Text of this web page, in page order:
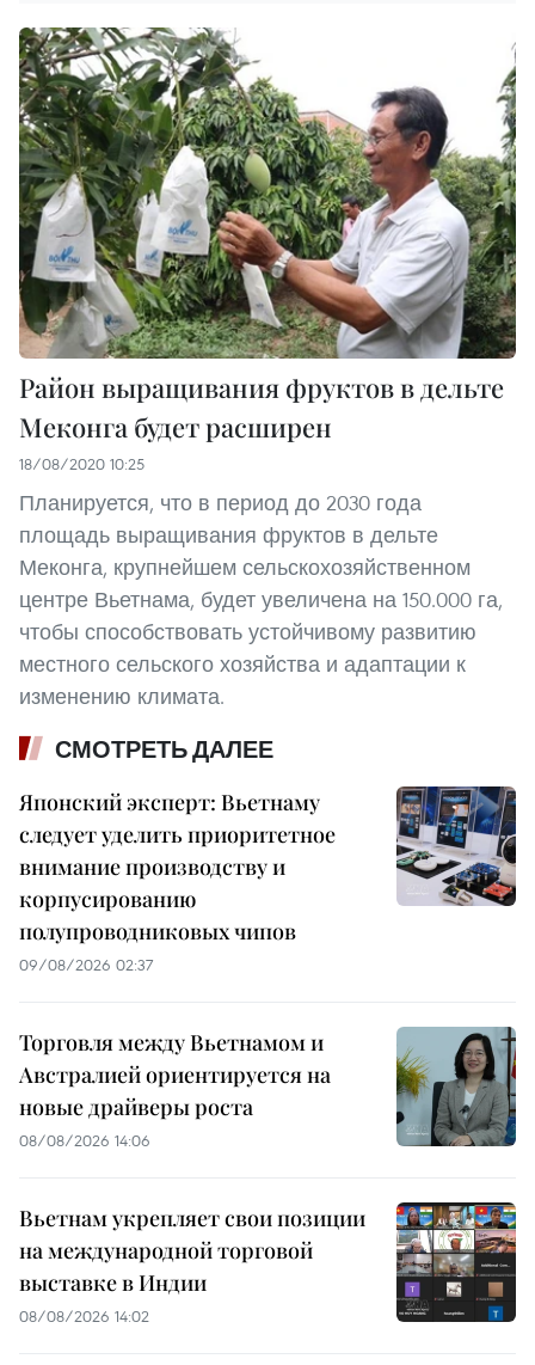
Район выращивания фруктов в дельте
Меконга будет расширен
18/08/2020 10:25
Планируется, что в период до 2030 года
площадь выращивания фруктов в дельте
Меконга, крупнейшем сельскохозяйственном
центре Вьетнама, будет увеличена на 150.000 га,
чтобы способствовать устойчивому развитию
местного сельского хозяйства и адаптации к
изменению климата.
СМОТРЕТЬ ДАЛЕЕ
Японский эксперт: Вьетнаму
следует уделить приоритетное
внимание производству и
корпусированию
полупроводниковых чипов
09/08/2026 02:37
Торговля между Вьетнамом и
Австралией ориентируется на
новые драйверы роста
08/08/2026 14:06
Вьетнам укрепляет свои позиции
на международной торговой
выставке в Индии
08/08/2026 14:02